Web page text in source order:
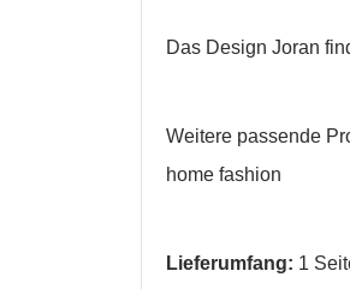
Das Design Joran
Weitere passende
home fashion
Lieferumfang: 1